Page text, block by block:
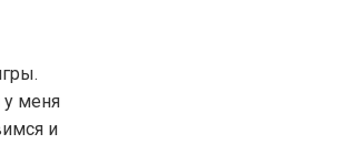
у меня
и